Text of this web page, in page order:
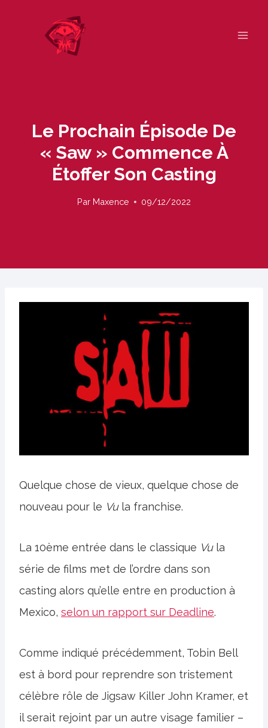
Le Prochain Épisode De
« Saw » Commence À
Étoffer Son Casting
Par Maxence 09/12/2022
Quelque chose de vieux, quelque chose de
nouveau pour le Vula franchise.
La 10ème entrée dans le classique Vula
série de films met de l’ordre dans son
casting alors qu’elle entre en production à
Mexico, selon un rapport sur Deadline.
Comme indiqué précédemment, Tobin Bell
est à bord pour reprendre son tristement
célèbre rôle de Jigsaw Killer John Kramer, et
il serait rejoint par un autre visage familier –